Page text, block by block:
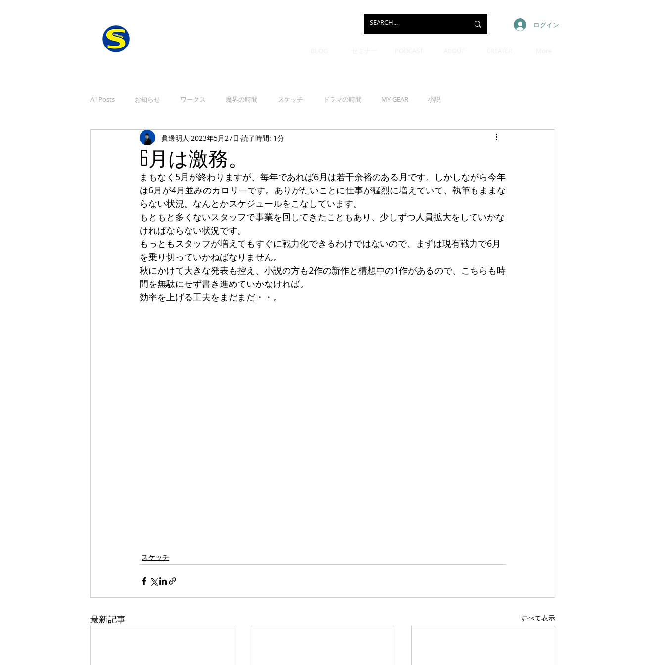
ログイン
All Posts お知らせ ワークス 魔界の時間 スケッチ ドラマの時間 MY GEAR 小説
6月は激務。
眞邊明人 2023年5月27日 読了時間: 1分
まもなく5月が終わりますが、毎年であれば6月は若干余裕のある月です。しかしながら今年
は6月が4月並みのカロリーです。ありがたいことに仕事が猛烈に増えていて、執筆もままな
らない状況。なんとかスケジュールをこなしています。
もともと多くないスタッフで事業を回してきたこともあり、少しずつ人員拡大をしていかな
ければならない状況です。
もっともスタッフが増えてもすぐに戦力化できるわけではないので、まずは現有戦力で6月
を乗り切っていかねばなりません。
秋にかけて大きな発表も控え、小説の方も2作の新作と構想中の1作があるので、こちらも時
間を無駄にせず書き進めていかなければ。
効率を上げる工夫をまだまだ・・。
スケッチ
最新記事 すべて表示